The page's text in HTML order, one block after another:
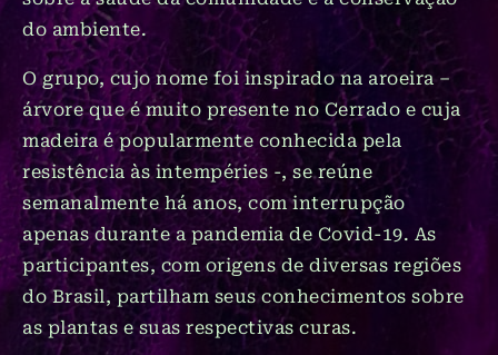
do ambiente.
O grupo, cujo nome foi inspirado na aroeira –
árvore que é muito presente no Cerrado e cuja
madeira é popularmente conhecida pela
resistência às intempéries -, se reúne
semanalmente há anos, com interrupção
apenas durante a pandemia de Covid-19. As
participantes, com origens de diversas regiões
do Brasil, partilham seus conhecimentos sobre
as plantas e suas respectivas curas.